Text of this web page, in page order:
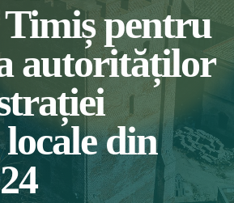
pentru
autorităților
din